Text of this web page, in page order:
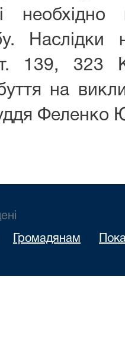
необхідно
Наслідки
139, 323
на
Феленко
Громадянам